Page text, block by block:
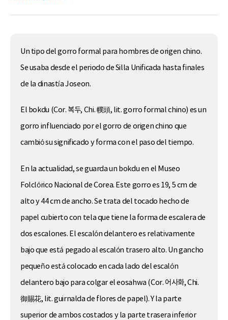
Un tipo del gorro formal para hombres de origen chino.
Se usaba desde el periodo de Silla Unificada hasta finales
de la dinastía Joseon.
El bokdu (Cor. 복두, Chi. 幞頭, lit. gorro formal chino) es un
gorro influenciado por el gorro de origen chino que
cambió su significado y forma con el paso del tiempo.
En la actualidad, se guarda un bokdu en el Museo
Folclórico Nacional de Corea. Este gorro es 19, 5 cm de
alto y 44 cm de ancho. Se trata del tocado hecho de
papel cubierto con tela que tiene la forma de escalera de
dos escalones. El escalón delantero es relativamente
bajo que está pegado al escalón trasero alto. Un gancho
pequeño está colocado en cada lado del escalón
delantero bajo para colgar el eosahwa (Cor. 어사화, Chi.
御賜花, lit. guirnalda de flores de papel). Y la parte
superior de ambos costados y la parte trasera inferior